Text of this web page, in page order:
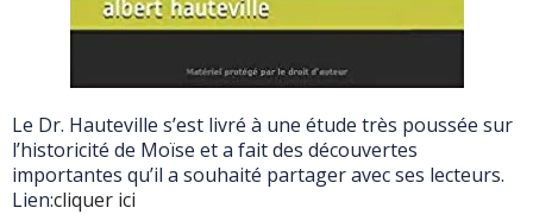
Le Dr. Hauteville s’est livré à une étude très poussée sur
l’historicité de Moïse et a fait des découvertes
importantes qu’il a souhaité partager avec ses lecteurs.
Lien:cliquer ici